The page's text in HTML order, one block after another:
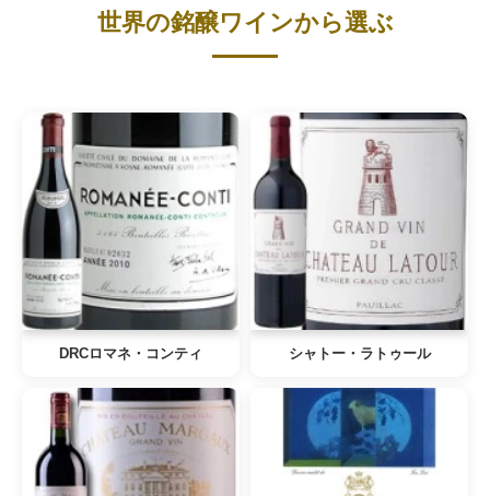
世界の銘醸ワインから選ぶ
DRCロマネ・コンティ シャトー・ラトゥール